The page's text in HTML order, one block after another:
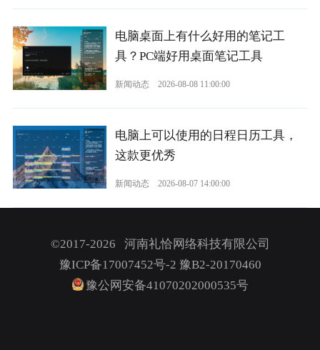
电脑桌面上有什么好用的笔记工
具？PC端好用桌面笔记工具
新闻动态 2026-08-08 11:00:00
电脑上可以使用的日程日历工具，
这款更优秀
新闻动态 2026-08-07 14:00:00
©2017-2026 河南礼恰网络科技有限公司
豫ICP备17007452号-2 豫B2-20170460
豫公网安备41070202000535号